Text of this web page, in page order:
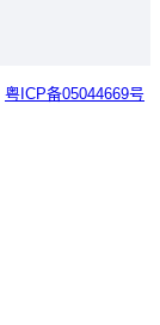
粤ICP备05044669号